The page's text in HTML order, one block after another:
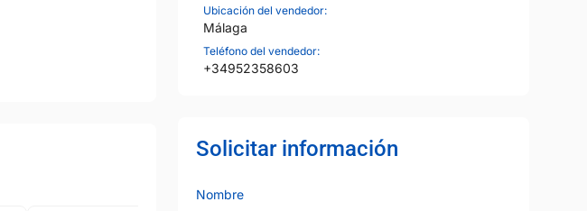
Ubicación del vendedor:
Málaga
Teléfono del vendedor:
+34952358603
Solicitar información
Nombre